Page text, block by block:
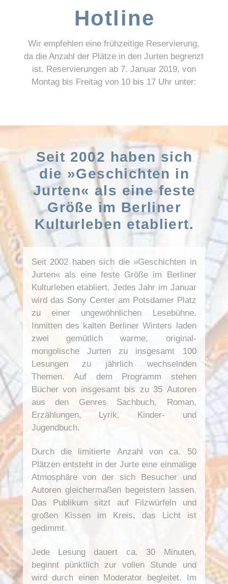
Hotline
Wir empfehlen eine frühzeitige Reservierung,
da die Anzahl der Plätze in den Jurten begrenzt
ist. Reservierungen ab 7. Januar 2019, von
Montag bis Freitag von 10 bis 17 Uhr unter:
Seit 2002 haben sich
die »Geschichten in
Jurten« als eine feste
Größe im Berliner
Kulturleben etabliert.
Seit 2002 haben sich die »Geschichten in
Jurten« als eine feste Größe im Berliner
Kulturleben etabliert. Jedes Jahr im Januar
wird das Sony Center am Potsdamer Platz
zu einer ungewöhnlichen Lesebühne.
Inmitten des kalten Berliner Winters laden
zwei gemütlich warme, original-
mongolische Jurten zu insgesamt 100
Lesungen zu jährlich wechselnden
Themen. Auf dem Programm stehen
Bücher von insgesamt bis zu 35 Autoren
aus den Genres Sachbuch, Roman,
Erzählungen, Lyrik, Kinder- und
Jugendbuch.
Durch die limitierte Anzahl von ca. 50
Plätzen entsteht in der Jurte eine einmalige
Atmosphäre von der sich Besucher und
Autoren gleichermaßen begeistern lassen.
Das Publikum sitzt auf Filzwürfeln und
großen Kissen im Kreis, das Licht ist
gedimmt.
Jede Lesung dauert ca. 30 Minuten,
beginnt pünktlich zur vollen Stunde und
wird durch einen Moderator begleitet. Im